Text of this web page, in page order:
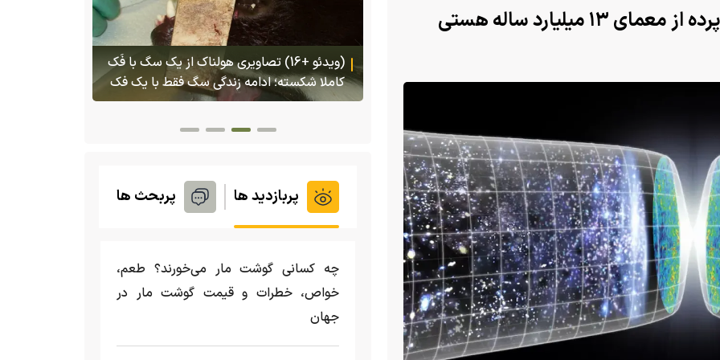
راز ماده تاریک؛ آیا «جهان آینه‌ای» پرده از معمای ۱۳ میلیارد ساله هستی
کاملا شکسته؛ ادامه زندگی سگ فقط با یک فک
(ویدئو) تولد یک گکوی دو سر در پنسیلوانیا
پربازدید ها پربحث ها
چه کسانی گوشت مار می‌خورند؟ طعم،
خواص، خطرات و قیمت گوشت مار در
جهان